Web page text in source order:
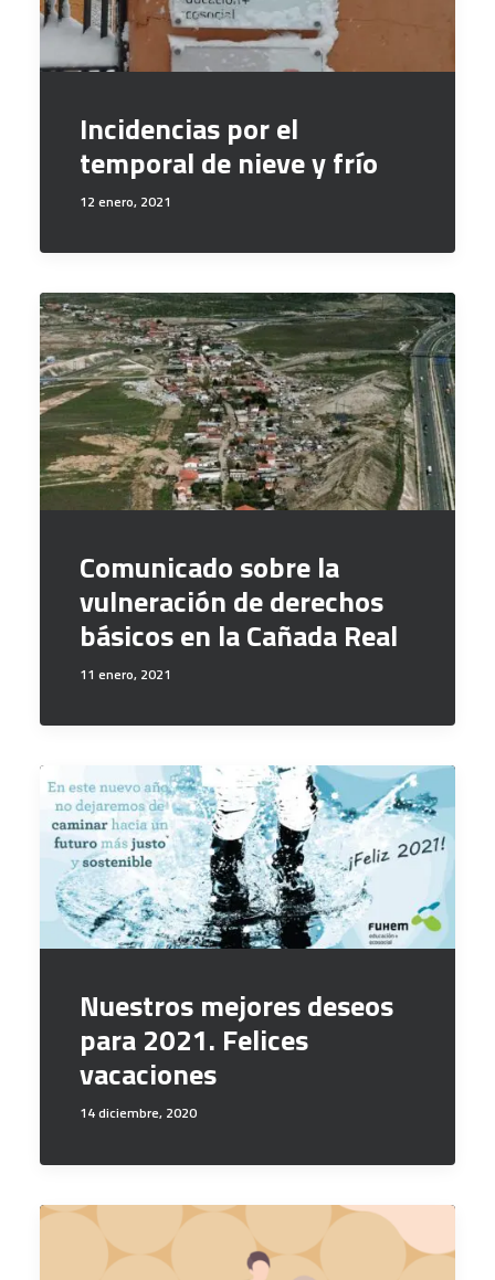
Incidencias por el
temporal de nieve y frío
12 enero, 2021
Comunicado sobre la
vulneración de derechos
básicos en la Cañada Real
11 enero, 2021
Nuestros mejores deseos
para 2021. Felices
vacaciones
14 diciembre, 2020